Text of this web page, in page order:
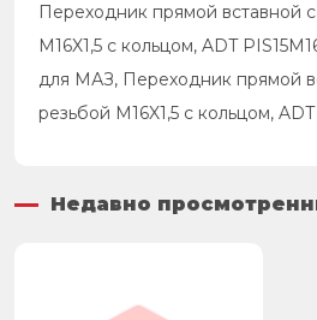
Переходник прямой вставной
M16X1,5 с кольцом, ADT
для МАЗ, Переходник прямой
резьбой M16X1,5 с кольцом,
Недавно